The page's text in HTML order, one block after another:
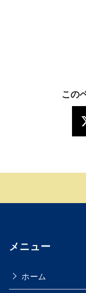
この
メニュー
ホーム